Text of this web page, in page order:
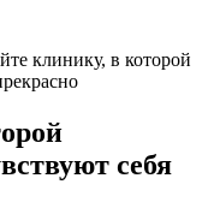
клинику, в которой
себя